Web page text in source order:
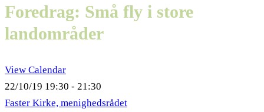
Foredrag: Små fly i store
landområder
View Calendar
22/10/19 19:30 - 21:30
Faster Kirke, menighedsrådet